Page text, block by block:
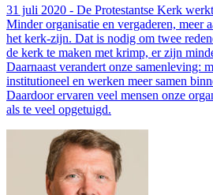
31 juli 2020 - De Protestantse Kerk
Minder organisatie en vergaderen, meer
het kerk-zijn. Dat is nodig om twee
de kerk te maken met krimp, er zijn
Daarnaast verandert onze samenleving:
institutioneel en werken meer samen
Daardoor ervaren veel mensen onze
als te veel opgetuigd.